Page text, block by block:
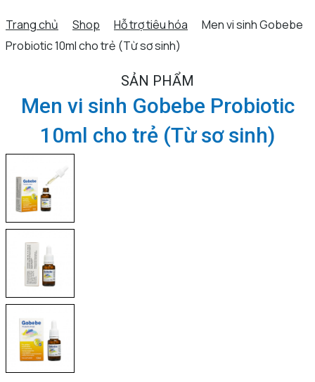
Trang chủ Shop Hỗ trợ tiêu hóa
Men vi sinh Gobebe
Probiotic 10ml cho trẻ (Từ sơ sinh)
SẢN PHẨM
Men vi sinh Gobebe Probiotic
10ml cho trẻ (Từ sơ sinh)